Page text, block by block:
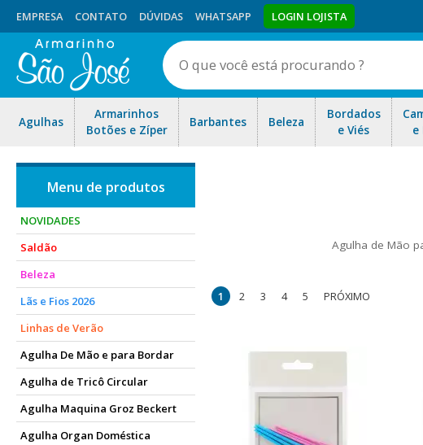
EMPRESA CONTATO DÚVIDAS WHATSAPP LOGIN LOJISTA
Agulhas
Armarinhos
Botões e Zíper
Barbantes Beleza
Bordados
e Viés
e
NOVIDADES
Saldão
Beleza
Lãs e Fios 2026
Linhas de Verão
Agulha De Mão e para Bordar
Agulha de Tricô Circular
Agulha Maquina Groz Beckert
Agulha Organ Doméstica
Agulha de Mão
1 2 3 4 5 PRÓXIMO